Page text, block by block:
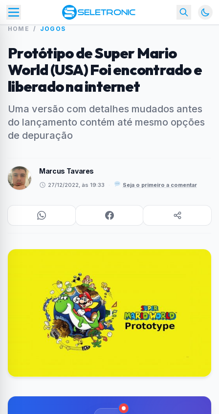
HOME / JOGOS
Protótipo de Super Mario
World (USA) Foi encontrado e
liberado na internet
Uma versão com detalhes mudados antes
do lançamento contém até mesmo opções
de depuração
Marcus Tavares
27/12/2022, às 19:33 · Seja o primeiro a comentar